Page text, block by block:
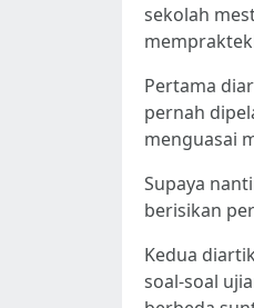
sekolah
Pertama
pernah
menguasai
Supaya
berisikan
Kedua
soal-soal